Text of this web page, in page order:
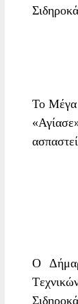
Το Μέγα
Ο Δ
Τ